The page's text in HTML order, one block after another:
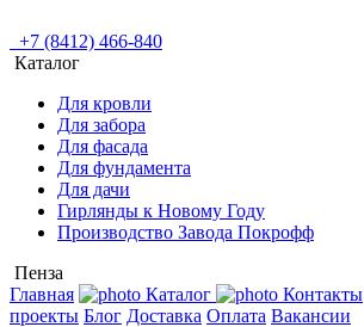
+7 (8412) 466-840
Каталог
Для кровли
Для забора
Для фасада
Для фундамента
Для дачи
Гирлянды к Новому Году
Производство Завода Покрофф
Пенза
Главная
Каталог Контакты
проекты Блог Доставка Оплата Вакансии